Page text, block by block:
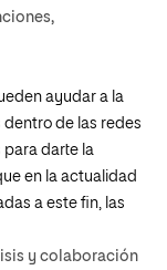
ayudar a la
de las redes
para darte la
en la actualidad
a este fin, las
y colaboración